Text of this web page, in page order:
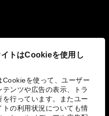
トはCookieを使用し
Cookieを使って、ユーザー
テンツや広告の表示、トラ
を行っています。またユー
トの利用状況についても情